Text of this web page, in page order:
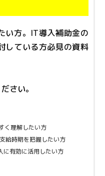
い方。IT導入補助金の
している方必見の資料
さい。
く理解したい方
給時期を把握したい方
に有効に活用したい方